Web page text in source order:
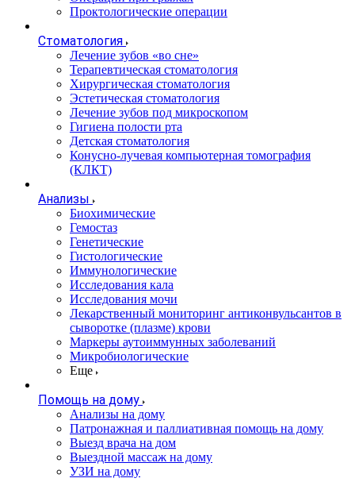
Проктологические операции
Стоматология
Лечение зубов «во сне»
Терапевтическая стоматология
Хирургическая стоматология
Эстетическая стоматология
Лечение зубов под микроскопом
Гигиена полости рта
Детская стоматология
Конусно-лучевая компьютерная томография
(КЛКТ)
Анализы
Биохимические
Гемостаз
Генетические
Гистологические
Иммунологические
Исследования кала
Исследования мочи
Лекарственный мониторинг антиконвульсантов в
сыворотке (плазме) крови
Маркеры аутоиммунных заболеваний
Микробиологические
Еще
Помощь на дому
Анализы на дому
Патронажная и паллиативная помощь на дому
Выезд врача на дом
Выездной массаж на дому
УЗИ на дому